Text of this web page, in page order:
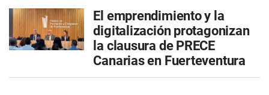
El emprendimiento y la
digitalización protagonizan
la clausura de PRECE
Canarias en Fuerteventura